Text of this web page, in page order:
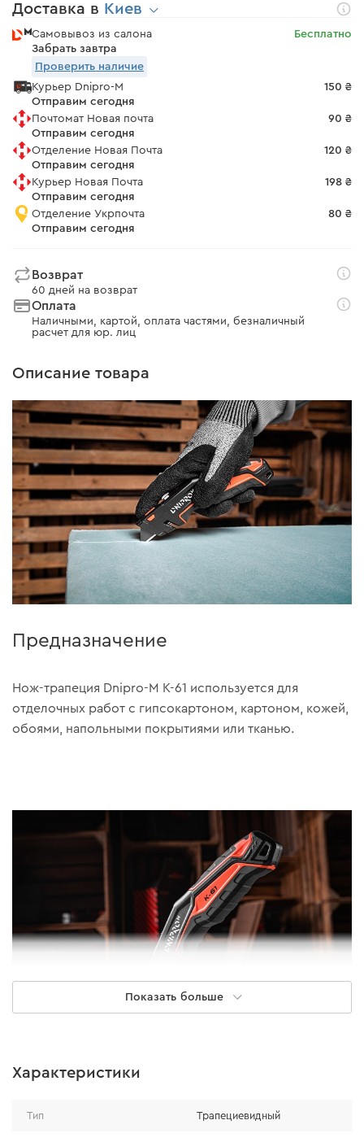
Доставка в Киев
Самовывоз из салона
Забрать завтра
Бесплатно
Проверить наличие
Курьер Dnipro-M
Отправим сегодня
150 ₴
Почтомат Новая почта
Отправим сегодня
90 ₴
Отделение Новая Почта
Отправим сегодня
120 ₴
Курьер Новая Почта
Отправим сегодня
198 ₴
Отделение Укрпочта
Отправим сегодня
80 ₴
Возврат
60 дней на возврат
Оплата
Наличными, картой, оплата частями, безналичный
расчет для юр. лиц
Описание товара
Предназначение
Нож-трапеция Dnipro-M K-61 используется для
отделочных работ с гипсокартоном, картоном, кожей,
обоями, напольными покрытиями или тканью.
строительной, промышленной и бытовой сферах.
Показать больше
Характеристики
Тип Трапециевидный